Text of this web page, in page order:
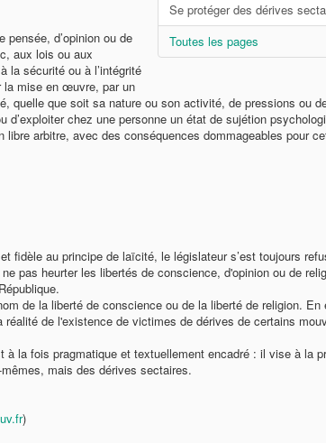
Se protéger des dérives
Toutes les pages
pensée, d’opinion ou de
aux lois ou aux
la sécurité ou à l’intégrité
la mise en œuvre, par un
quelle que soit sa nature ou son activité, de pressions ou
d’exploiter chez une personne un état de sujétion
libre arbitre, avec des conséquences dommageables pour
fidèle au principe de laïcité, le législateur s’est toujours
pas heurter les libertés de conscience, d'opinion ou de
de la liberté de conscience ou de la liberté de religion. En
de l'existence de victimes de dérives de certains
la fois pragmatique et textuellement encadré : il vise à la
mais des dérives sectaires.
)